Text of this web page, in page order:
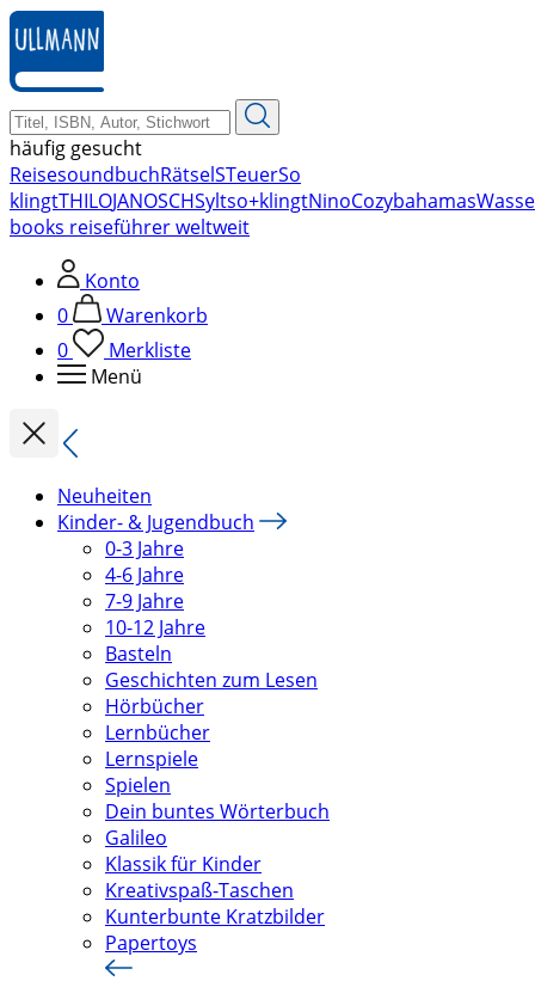
zum
Hauptinhalt
springen
häufig gesucht
ReisesoundbuchRätselSTeuerSo
klingtTHILOJANOSCHSyltso+klingtNinoCozybahamas
books reiseführer weltweit
Konto
0
Warenkorb
0
Merkliste
Menü
Neuheiten
Kinder- & Jugendbuch
0-3 Jahre
4-6 Jahre
7-9 Jahre
10-12 Jahre
Basteln
Geschichten zum Lesen
Hörbücher
Lernbücher
Lernspiele
Spielen
Dein buntes Wörterbuch
Galileo
Klassik für Kinder
Kreativspaß-Taschen
Kunterbunte Kratzbilder
Papertoys